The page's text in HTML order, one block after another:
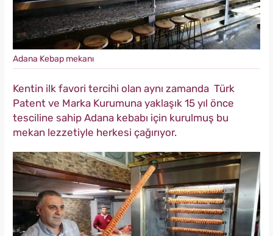
Adana Kebap mekanı
Kentin ilk favori tercihi olan aynı zamanda Türk
Patent ve Marka Kurumuna yaklaşık 15 yıl önce
tesciline sahip Adana kebabı için kurulmuş bu
mekan lezzetiyle herkesi çağırıyor.